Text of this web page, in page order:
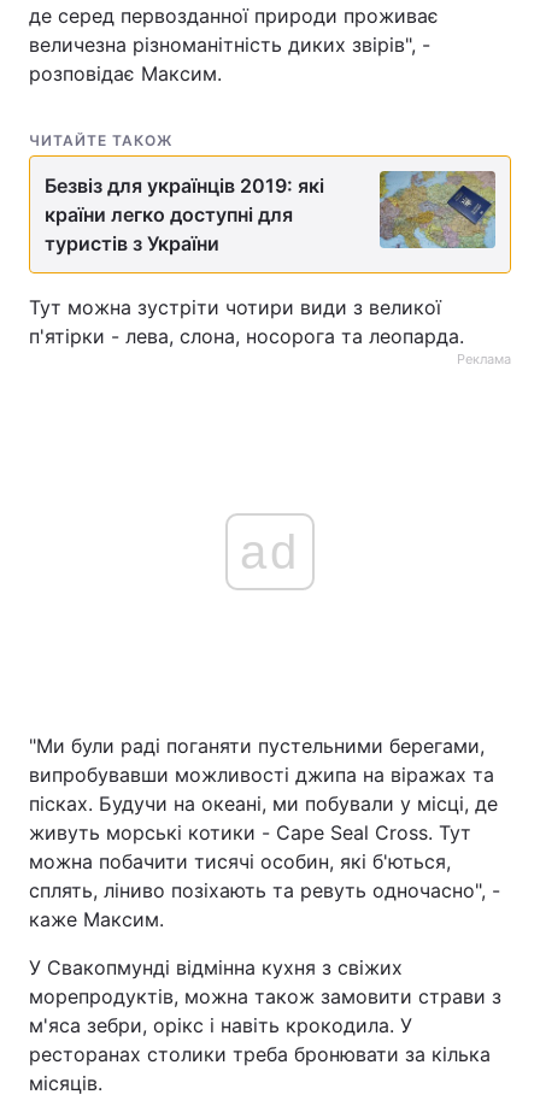
де серед первозданної природи проживає
величезна різноманітність диких звірів", -
розповідає Максим.
ЧИТАЙТЕ ТАКОЖ
Безвіз для українців 2019: які
країни легко доступні для
туристів з України
Тут можна зустріти чотири види з великої
п'ятірки - лева, слона, носорога та леопарда.
Реклама
ad
"Ми були раді поганяти пустельними берегами,
випробувавши можливості джипа на віражах та
пісках. Будучи на океані, ми побували у місці, де
живуть морські котики - Cape Seal Cross. Тут
можна побачити тисячі особин, які б'ються,
сплять, ліниво позіхають та ревуть одночасно", -
каже Максим.
У Свакопмунді відмінна кухня з свіжих
морепродуктів, можна також замовити страви з
м'яса зебри, орікс і навіть крокодила. У
ресторанах столики треба бронювати за кілька
місяців.